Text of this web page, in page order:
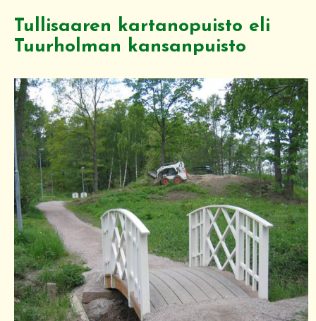
Tullisaaren kartanopuisto eli
Tuurholman kansanpuisto